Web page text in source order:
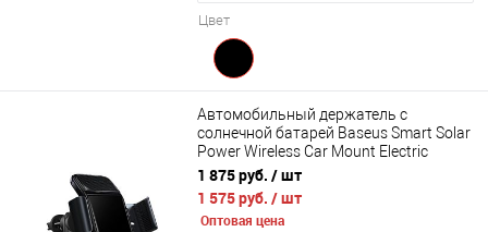
Цвет
Автомобильный держатель с
солнечной батарей Baseus Smart Solar
Power Wireless Car Mount Electric
Holder Black (SUZG000001)
1 875 руб. / шт
1 575 руб. / шт
Оптовая цена